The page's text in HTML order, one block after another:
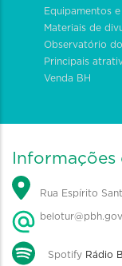
Equipamentos
Materiais de
Observatório
Principais
Venda BH
Rua Espírito
Spotify Rádio